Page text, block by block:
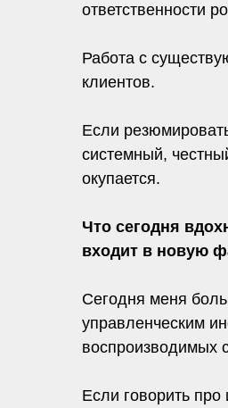
ответственности
Работа с
клиентов.
Если
системный,
окупается.
Что сегодня
входит в новую
Сегодня меня
управленческим
воспроизводимых
Если говорить